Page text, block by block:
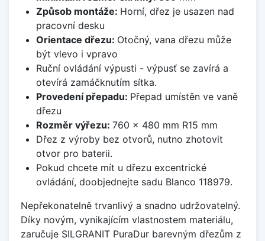
Způsob montáže: Horní, dřez je usazen nad
pracovní desku
Orientace dřezu: Otočný, vana dřezu může
být vlevo i vpravo
Ruční ovládání výpusti - výpusť se zavírá a
otevírá zamáčknutím sítka.
Provedení přepadu: Přepad umístěn ve vaně
dřezu
Rozměr výřezu: 760 x 480 mm R15 mm
Dřez z výroby bez otvorů, nutno zhotovit
otvor pro baterii.
Pokud chcete mít u dřezu excentrické
ovládání, doobjednejte sadu Blanco 118979.
Nepřekonatelně trvanlivý a snadno udržovatelný.
Díky novým, vynikajícím vlastnostem materiálu,
zaručuje SILGRANIT PuraDur barevným dřezům z